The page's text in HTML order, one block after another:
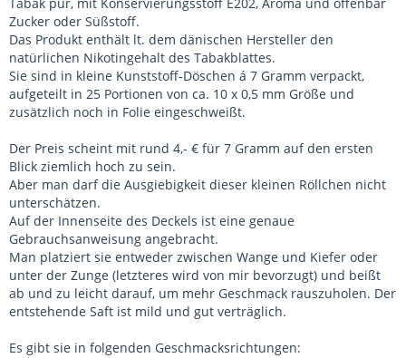
Zucker oder Süßstoff.
Das Produkt enthält lt. dem dänischen Hersteller den
natürlichen Nikotingehalt des Tabakblattes.
Sie sind in kleine Kunststoff-Döschen á 7 Gramm verpackt,
aufgeteilt in 25 Portionen von ca. 10 x 0,5 mm Größe und
zusätzlich noch in Folie eingeschweißt.
Der Preis scheint mit rund 4,- € für 7 Gramm auf den ersten
Blick ziemlich hoch zu sein.
Aber man darf die Ausgiebigkeit dieser kleinen Röllchen nicht
unterschätzen.
Auf der Innenseite des Deckels ist eine genaue
Gebrauchsanweisung angebracht.
Man platziert sie entweder zwischen Wange und Kiefer oder
unter der Zunge (letzteres wird von mir bevorzugt) und beißt
ab und zu leicht darauf, um mehr Geschmack rauszuholen. Der
entstehende Saft ist mild und gut verträglich.
Es gibt sie in folgenden Geschmacksrichtungen: